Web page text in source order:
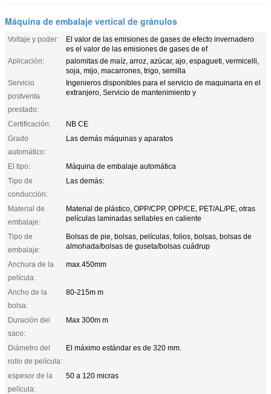
Máquina de embalaje vertical de gránulos
Voltaje y poder:
El valor de las emisiones de gases de efecto invernadero
es el valor de las emisiones de gases de ef
Aplicación:
palomitas de maíz, arroz, azúcar, ajo, espagueti, vermicelli,
soja, mijo, macarrones, trigo, semilla
Servicio
postventa
prestado:
Ingenieros disponibles para el servicio de maquinaria en el
extranjero, Servicio de mantenimiento y
Certificación:
NB CE
Grado
automático:
Las demás máquinas y aparatos
El tipo:
Máquina de embalaje automática
Tipo de
conducción:
Las demás:
Material de
embalaje:
Material de plástico, OPP/CPP, OPP/CE, PET/AL/PE, otras
películas laminadas sellables en caliente
Tipo de
embalaje:
Bolsas de pie, bolsas, películas, folios, bolsas, bolsas de
almohada/bolsas de guseta/bolsas cuádrup
Anchura de la
película:
max.450mm
Ancho de la
bolsa:
80-215m m
Duración del
saco:
Max 300m m
Diámetro del
rollo de película:
El máximo estándar es de 320 mm.
espesor de la
película:
50 a 120 micras